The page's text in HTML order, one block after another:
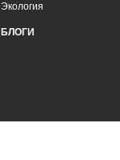
Экология
БЛОГИ